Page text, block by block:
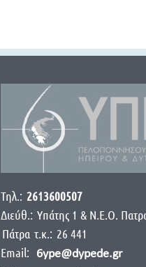
Τηλ.: 2613600507
Διεύθ.: Yπάτης 1 & Ν.Ε.Ο.
Πάτρα τ.κ.: 26 441
Email:
6ype@dypede.gr